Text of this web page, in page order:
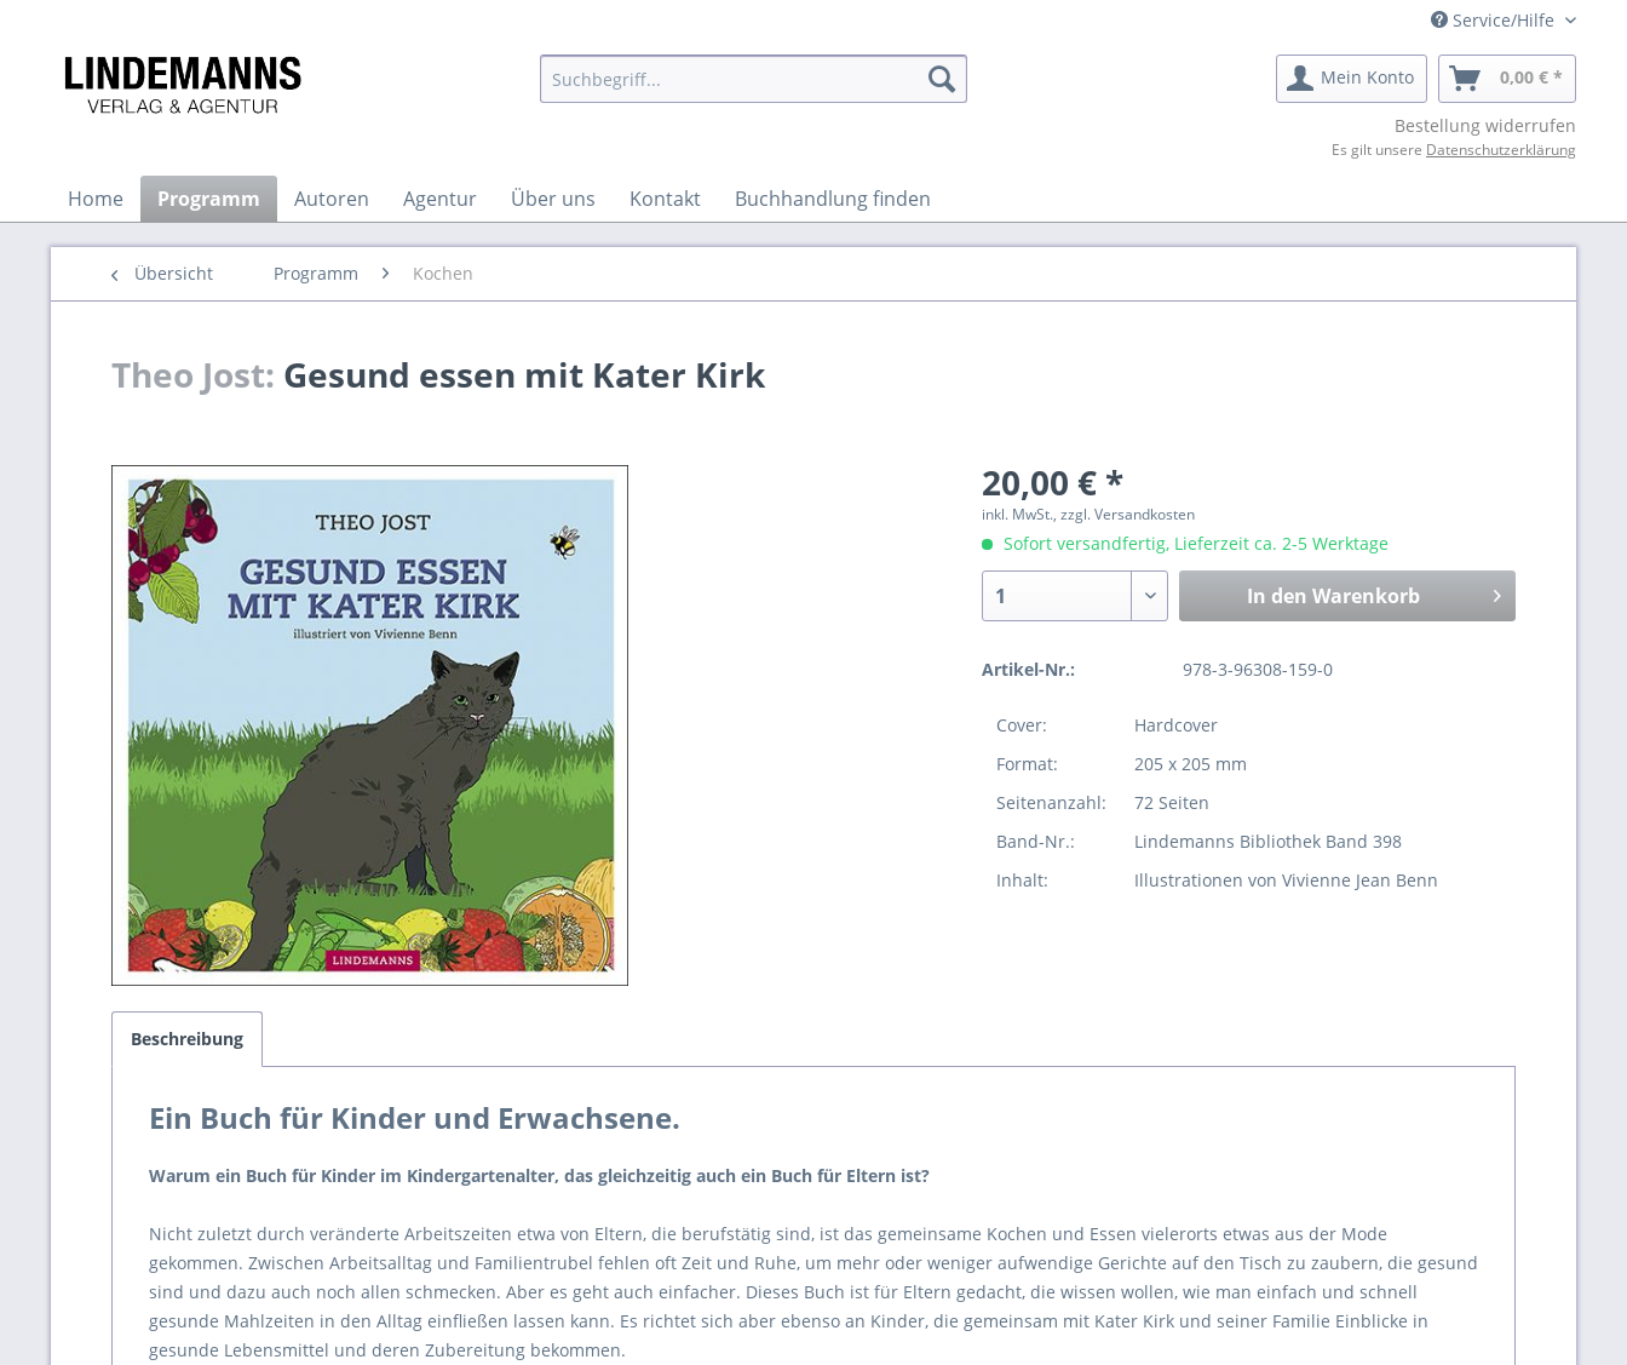
Service/Hilfe
Mein Konto 0,00 € *
Bestellung widerrufen
Es gilt unsere Datenschutzerklärung
Home Programm Autoren Agentur Über uns Kontakt Buchhandlung finden
Übersicht Programm Kochen
Theo Jost: Gesund essen mit Kater Kirk
20,00 € *
inkl. MwSt., zzgl. Versandkosten
Sofort versandfertig, Lieferzeit ca. 2-5 Werktage
In den Warenkorb
Artikel-Nr.: 978-3-96308-159-0
Cover:
Hardcover
Format:
205 x 205 mm
Seitenanzahl:
72 Seiten
Band-Nr.:
Lindemanns Bibliothek Band 398
Inhalt:
Illustrationen von Vivienne Jean Benn
Beschreibung
Ein Buch für Kinder und Erwachsene.
Warum ein Buch für Kinder im Kindergartenalter, das gleichzeitig auch ein Buch für Eltern ist?
Nicht zuletzt durch veränderte Arbeitszeiten etwa von Eltern, die berufs­tätig sind, ist das gemeinsame Kochen und Essen vielerorts etwas aus der Mode
gekommen. Zwischen Arbeitsalltag und Familientrubel fehlen oft Zeit und Ruhe, um mehr oder weniger aufwendige Gerichte auf den Tisch zu zaubern, die gesund
sind und dazu auch noch allen schmecken. Aber es geht auch einfacher. Dieses Buch ist für Eltern gedacht, die wissen wollen, wie man einfach und schnell
gesunde Mahlzeiten in den Alltag einfließen lassen kann. Es richtet sich aber ebenso an Kinder, die gemeinsam mit Kater Kirk und seiner Familie Einblicke in
gesunde Lebensmittel und deren Zubereitung bekommen.